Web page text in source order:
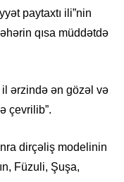
paytaxtı ili”nin
qısa müddətdə
il ərzində ən gözəl və
çevrilib”.
dirçəliş modelinin
Füzuli, Şuşa,